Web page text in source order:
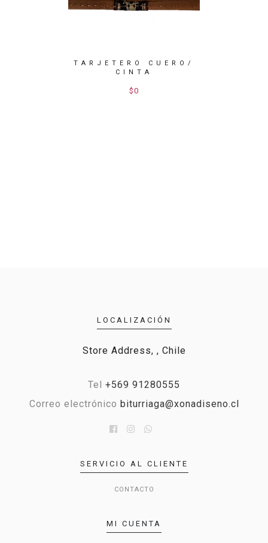
TARJETERO CUERO/
CINTA
$0
LOCALIZACIÓN
Store Address, , Chile
Tel +569 91280555
Correo electrónico biturriaga@xonadiseno.cl
SERVICIO AL CLIENTE
CONTACTO
MI CUENTA